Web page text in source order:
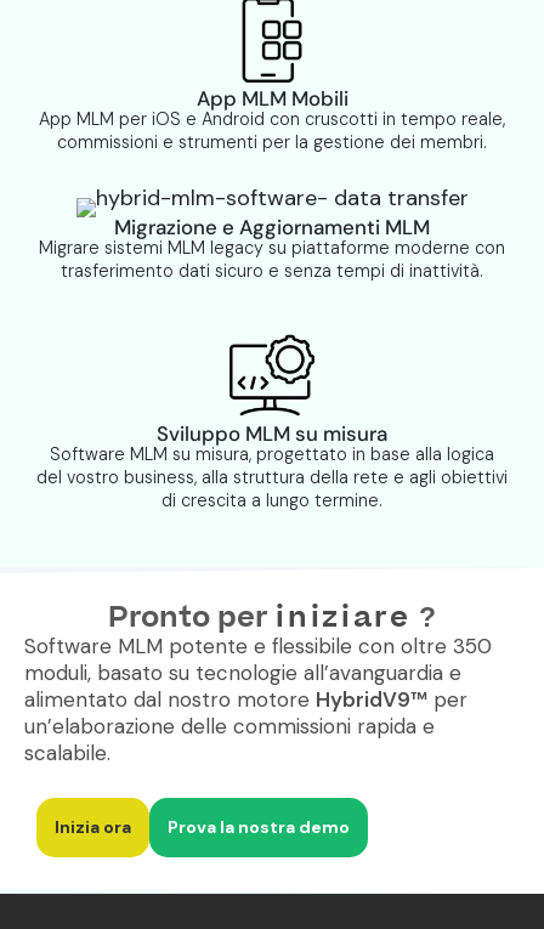
App MLM Mobili
App MLM per iOS e Android con cruscotti in tempo reale,
commissioni e strumenti per la gestione dei membri.
Migrazione e Aggiornamenti MLM
Migrare sistemi MLM legacy su piattaforme moderne con
trasferimento dati sicuro e senza tempi di inattività.
Sviluppo MLM su misura
Software MLM su misura, progettato in base alla logica
del vostro business, alla struttura della rete e agli obiettivi
di crescita a lungo termine.
Pronto per iniziare ?
Software MLM potente e flessibile con oltre 350
moduli, basato su tecnologie all’avanguardia e
alimentato dal nostro motore HybridV9™ per
un’elaborazione delle commissioni rapida e
scalabile.
Inizia ora Prova la nostra demo